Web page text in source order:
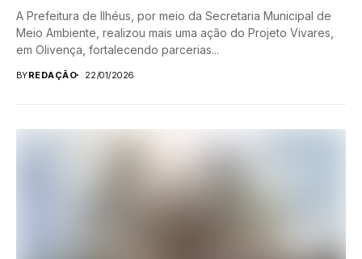
A Prefeitura de Ilhéus, por meio da Secretaria Municipal de
Meio Ambiente, realizou mais uma ação do Projeto Vivares,
em Olivença, fortalecendo parcerias...
BYREDAÇÃO 22/01/2026